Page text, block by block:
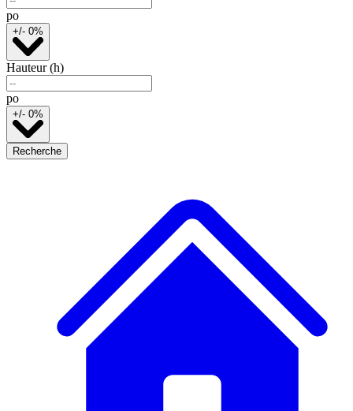
po
+/- 0%
Hauteur (h)
po
+/- 0%
Recherche